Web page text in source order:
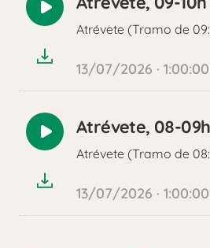
Reproducir
audioAtrévete (Tramo de
13/07/2026 · 1:00:00
Reproducir
audio
Atrévete, 08-
Atrévete (Tramo de
13/07/2026 · 1:00:00